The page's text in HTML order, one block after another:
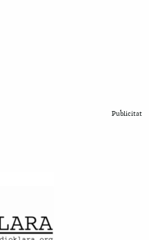
Publicitat